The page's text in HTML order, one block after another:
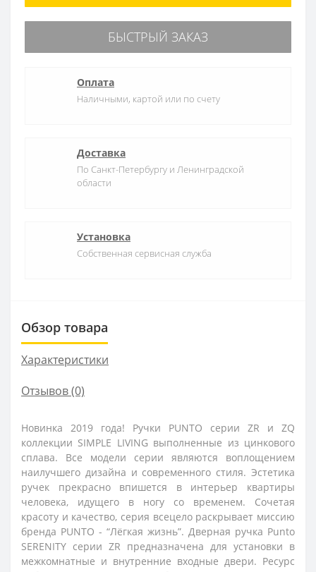
БЫСТРЫЙ ЗАКАЗ
Оплата
Наличными, картой или по счету
Доставка
По Санкт-Петербургу и Ленинградской
области
Установка
Собственная сервисная служба
Обзор товара
Характеристики
Отзывов (0)
Новинка 2019 года! Ручки PUNTO серии ZR и ZQ
коллекции SIMPLE LIVING выполненные из цинкового
сплава. Все модели серии являются воплощением
наилучшего дизайна и современного стиля. Эстетика
ручек прекрасно впишется в интерьер квартиры
человека, идущего в ногу со временем. Сочетая
красоту и качество, серия всецело раскрывает миссию
бренда PUNTO - “Лёгкая жизнь”. Дверная ручка Punto
SERENITY серии ZR предназначена для установки в
межкомнатные и внутренние входные двери. Ресурс